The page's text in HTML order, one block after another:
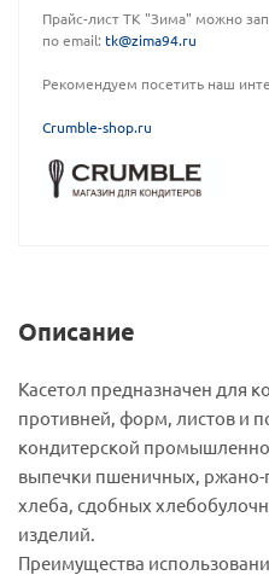
Прайс-лист ТК "Зима" можно
по email: tk@zima94.ru
Рекомендуем посетить наш
Crumble-shop.ru
Описание
Касетол предназначен для
противней, форм, листов и
кондитерской
выпечки пшеничных,
хлеба, сдобных
изделий.
Преимущества